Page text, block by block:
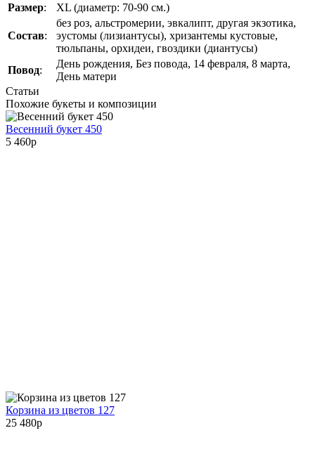
Размер: XL (диаметр: 70-90 см.)
Состав:
без роз, альстромерии, эвкалипт, другая экзотика,
эустомы (лизиантусы), хризантемы кустовые,
тюльпаны, орхидеи, гвоздики (диантусы)
Повод:
День рождения, Без повода, 14 февраля, 8 марта,
День матери
Статьи
Похожие букеты и композиции
Весенний букет 450
5 460p
Корзина из цветов 127
25 480p